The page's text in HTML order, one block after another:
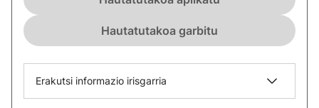
Hautatutakoa garbitu
Erakutsi informazio irisgarria